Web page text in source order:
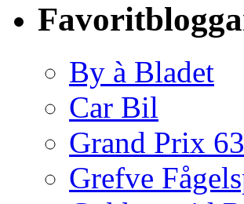
By à Bladet
Car Bil
Grand Prix 63
Grefve